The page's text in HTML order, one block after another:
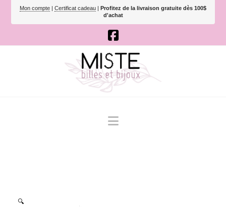
Mon compte | Certificat cadeau | Profitez de la livraison gratuite dès 100$
d'achat
Navigation
🔍